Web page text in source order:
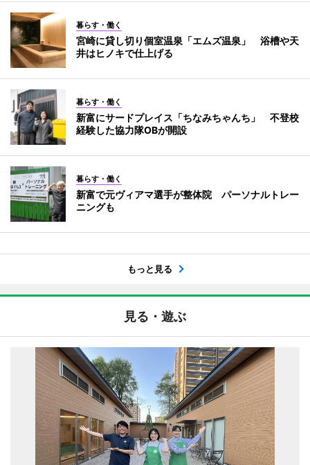
暮らす・働く
宮崎に貸し切り個室温泉「エムズ温泉」 浴槽や天
井はヒノキで仕上げる
暮らす・働く
新富にサードプレイス「ちなみちゃんち」 不登校
経験した協力隊OBが開設
暮らす・働く
新富で元ヴィアマ選手が整体院 パーソナルトレー
ニングも
もっと見る
見る・遊ぶ